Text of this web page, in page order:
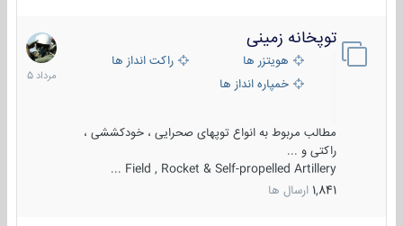
توپخانه زمینی
هویتزر ها
راکت انداز ها
خمپاره انداز ها
مطالب مربوط به انواع توپهای صحرایی ، خودکششی ،
راکتی و ...
Field , Rocket & Self-propelled Artillery ...
1,841 ارسال ها
9
مرداد
1405